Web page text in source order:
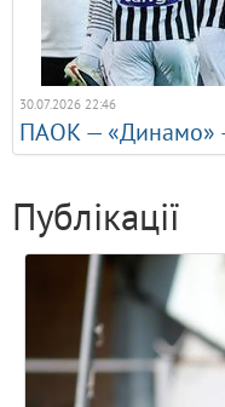
30.07.2026 22:46
ПАОК — «Динамо»
Публікації